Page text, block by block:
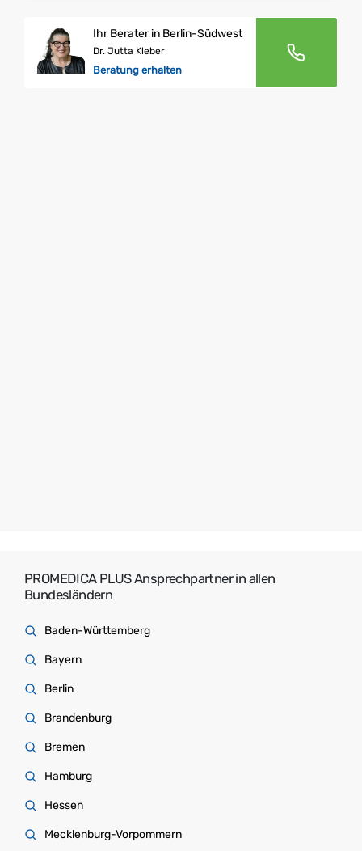
Ihr Berater in Berlin-Südwest
Dr. Jutta Kleber
Beratung erhalten
PROMEDICA PLUS Ansprechpartner in allen
Bundesländern
Baden-Württemberg
Bayern
Berlin
Brandenburg
Bremen
Hamburg
Hessen
Mecklenburg-Vorpommern